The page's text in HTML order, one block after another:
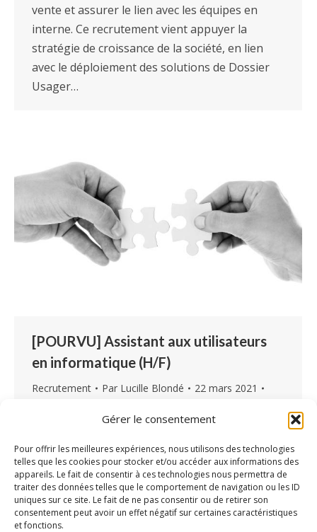
Gérer le consentement
Pour offrir les meilleures expériences, nous utilisons des technologies
telles que les cookies pour stocker et/ou accéder aux informations des
appareils. Le fait de consentir à ces technologies nous permettra de
traiter des données telles que le comportement de navigation ou les ID
uniques sur ce site. Le fait de ne pas consentir ou de retirer son
consentement peut avoir un effet négatif sur certaines caractéristiques
et fonctions.
vente et assurer le lien avec les équipes en
interne. Ce recrutement vient appuyer la
stratégie de croissance de la société, en lien
avec le déploiement des solutions de Dossier
Usager…
[POURVU] Assistant aux utilisateurs
en informatique (H/F)
Recrutement Par Lucille Blondé
22 mars 2021
assistant(e) aux utilisateurs et utilisatrices pour
aider et conseiller dans l’utilisation de son
logiciel en ligne médico-social Airmes.
Missions : Au sein du pôle accompagnement
constitué de 5 personnes : vous prenez en